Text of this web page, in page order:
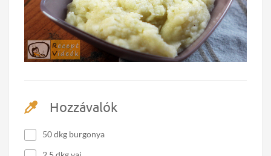
Hozzávalók
50 dkg burgonya